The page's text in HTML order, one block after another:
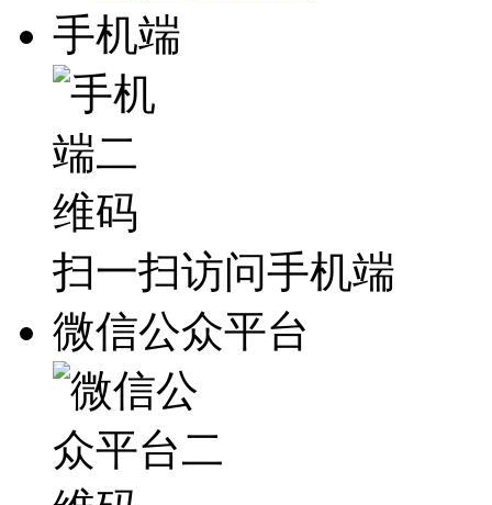
手机端
扫一扫访问手机端
微信公众平台